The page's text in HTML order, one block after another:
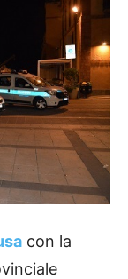
con la